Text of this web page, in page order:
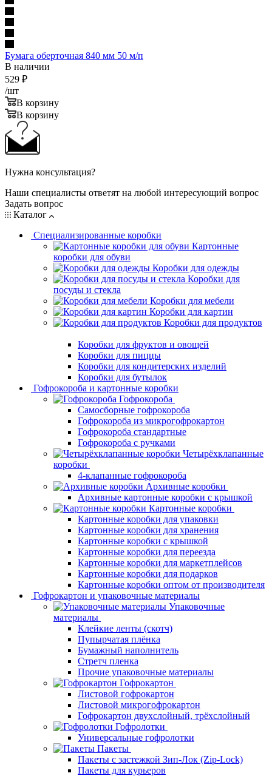
Бумага оберточная 840 мм 50 м/п
В наличии
529 ₽
/шт
В корзину
В корзину
Нужна консультация?
Наши специалисты ответят на любой интересующий вопрос
Задать вопрос
Каталог
Специализированные коробки
Картонные
коробки для обуви
Коробки для одежды
Коробки для
посуды и стекла
Коробки для мебели
Коробки для картин
Коробки для продуктов
Коробки для фруктов и овощей
Коробки для пиццы
Коробки для кондитерских изделий
Коробки для бутылок
Гофрокороба и картонные коробки
Гофрокороба
Самосборные гофрокороба
Гофрокороба из микрогофрокартон
Гофрокороба стандартные
Гофрокороба с ручками
Четырёхклапанные
коробки
4-клапанные гофрокороба
Архивные коробки
Архивные картонные коробки с крышкой
Картонные коробки
Картонные коробки для упаковки
Картонные коробки для хранения
Картонные коробки с крышкой
Картонные коробки для переезда
Картонные коробки для маркетплейсов
Картонные коробки для подарков
Картонные коробки оптом от производителя
Гофрокартон и упаковочные материалы
Упаковочные
материалы
Клейкие ленты (скотч)
Пупырчатая плёнка
Бумажный наполнитель
Стретч пленка
Прочие упаковочные материалы
Гофрокартон
Листовой гофрокартон
Листовой микрогофрокартон
Гофрокартон двухслойный, трёхслойный
Гофролотки
Универсальные гофролотки
Пакеты
Пакеты с застежкой Зип-Лок (Zip-Lock)
Пакеты для курьеров